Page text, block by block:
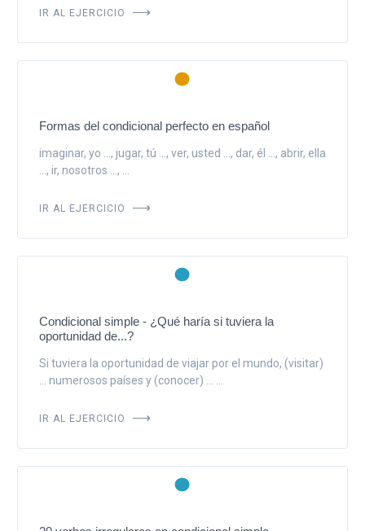
IR AL EJERCICIO
Formas del condicional perfecto en español
imaginar, yo ..., jugar, tú ..., ver, usted ..., dar, él ..., abrir, ella
..., ir, nosotros ..., ...
IR AL EJERCICIO
Condicional simple - ¿Qué haría si tuviera la
oportunidad de...?
Si tuviera la oportunidad de viajar por el mundo, (visitar)
... numerosos países y (conocer) ... ...
IR AL EJERCICIO